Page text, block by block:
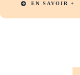
EN SAVOIR +